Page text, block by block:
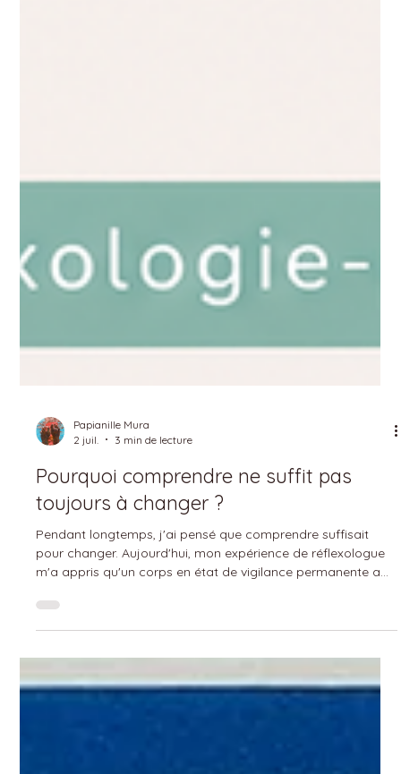
2 juil.
3 min de lecture
Pourquoi comprendre ne suffit pas
toujours à changer ?
Pendant longtemps, j'ai pensé que comprendre suffisait
m'a appris qu'un corps en état de vigilance permanente a
parfois besoin de retrouver un sentiment de sécurité avant